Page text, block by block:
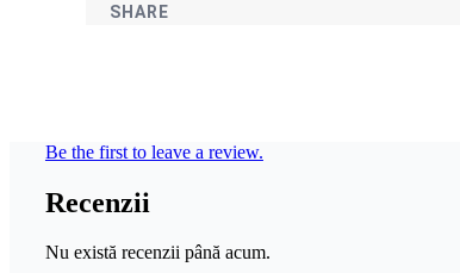
SHARE
Be the first to leave a review.
Recenzii
Nu există recenzii până acum.